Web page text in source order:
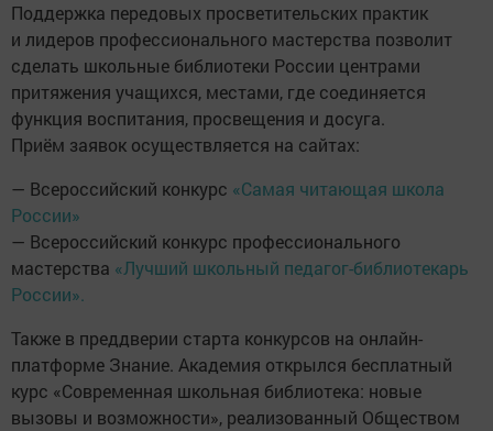
Поддержка передовых просветительских практик
и лидеров профессионального мастерства позволит
сделать школьные библиотеки России центрами
притяжения учащихся, местами, где соединяется
функция воспитания, просвещения и досуга.
Приём заявок осуществляется на сайтах:
— Всероссийский конкурс «Самая читающая школа
России»
— Всероссийский конкурс профессионального
мастерства «Лучший школьный педагог-библиотекарь
России».
Также в преддверии старта конкурсов на онлайн-
платформе Знание. Академия открылся бесплатный
курс «Современная школьная библиотека: новые
вызовы и возможности», реализованный Обществом